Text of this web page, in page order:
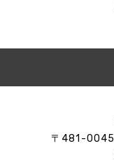
〒481-0045